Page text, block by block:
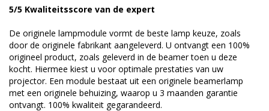
5/5 Kwaliteitsscore van de expert
De originele lampmodule vormt de beste lamp keuze, zoals
door de originele fabrikant aangeleverd. U ontvangt een 100%
origineel product, zoals geleverd in de beamer toen u deze
kocht. Hiermee kiest u voor optimale prestaties van uw
projector. Een module bestaat uit een originele beamerlamp
met een originele behuizing, waarop u 3 maanden garantie
ontvangt. 100% kwaliteit gegarandeerd.